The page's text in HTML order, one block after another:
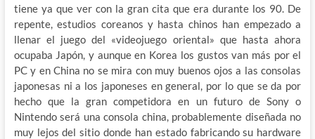
tiene ya que ver con la gran cita que era durante los 90. De
repente, estudios coreanos y hasta chinos han empezado a
llenar el juego del «videojuego oriental» que hasta ahora
ocupaba Japón, y aunque en Korea los gustos van más por el
PC y en China no se mira con muy buenos ojos a las consolas
japonesas ni a los japoneses en general, por lo que se da por
hecho que la gran competidora en un futuro de Sony o
Nintendo será una consola china, probablemente diseñada no
muy lejos del sitio donde han estado fabricando su hardware